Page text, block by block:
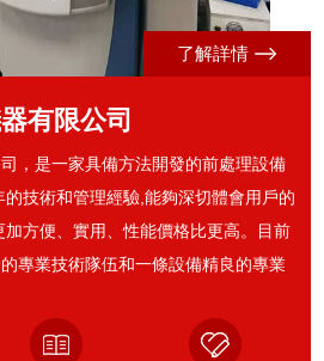
了解詳情
有限公司
，是一家具備方法開發的前處理設備
技術和管理經驗,能夠深切體會用戶的
方便、實用、性能價格比更高。目前
專業技術隊伍和一條設備精良的專業
戶的需求，并竭誠為廣大用戶提供全